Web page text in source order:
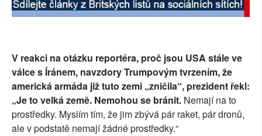
V reakci na otázku reportéra, proč jsou USA stále ve
válce s Íránem, navzdory Trumpovým tvrzením, že
americká armáda již tuto zemi „zničila“, prezident řekl:
„Je to velká země. Nemohou se bránit. Nemají na to
prostředky. Myslím tím, že jim zbývá pár raket, pár dronů,
ale v podstatě nemají žádné prostředky.“